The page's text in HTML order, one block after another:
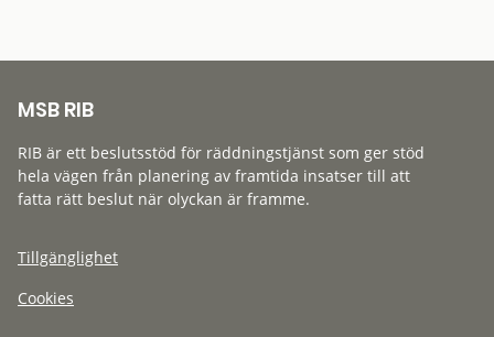
MSB RIB
RIB är ett beslutsstöd för räddningstjänst som ger stöd
hela vägen från planering av framtida insatser till att
fatta rätt beslut när olyckan är framme.
Tillgänglighet
Cookies